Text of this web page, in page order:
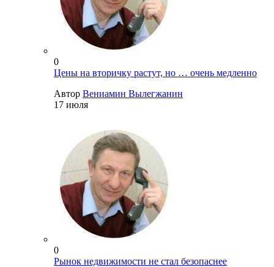
0
Цены на вторичку растут, но … очень медленно
Автор Вениамин Вылегжанин
17 июля
0
Рынок недвижимости не стал безопаснее